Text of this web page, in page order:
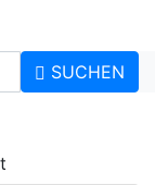
SUCHEN